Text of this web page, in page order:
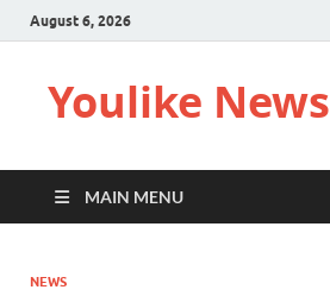
August 6, 2026
Youlike News
MAIN MENU
NEWS